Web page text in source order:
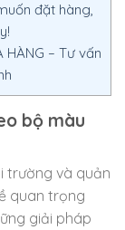
đặt hàng,
HÀNG – Tư vấn
bộ màu
trường và quản
quan trọng
giải pháp